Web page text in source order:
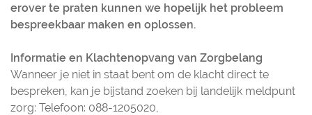
erover te praten kunnen we hopelijk het probleem
bespreekbaar maken en oplossen.
Informatie en Klachtenopvang van Zorgbelang
Wanneer je niet in staat bent om de klacht direct te
bespreken, kan je bijstand zoeken bij landelijk meldpunt
zorg: Telefoon: 088-1205020,